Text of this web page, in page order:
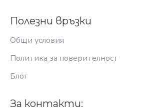
Полезни връзки
Общи условия
Политика за поверителност
Блог
За контакти: